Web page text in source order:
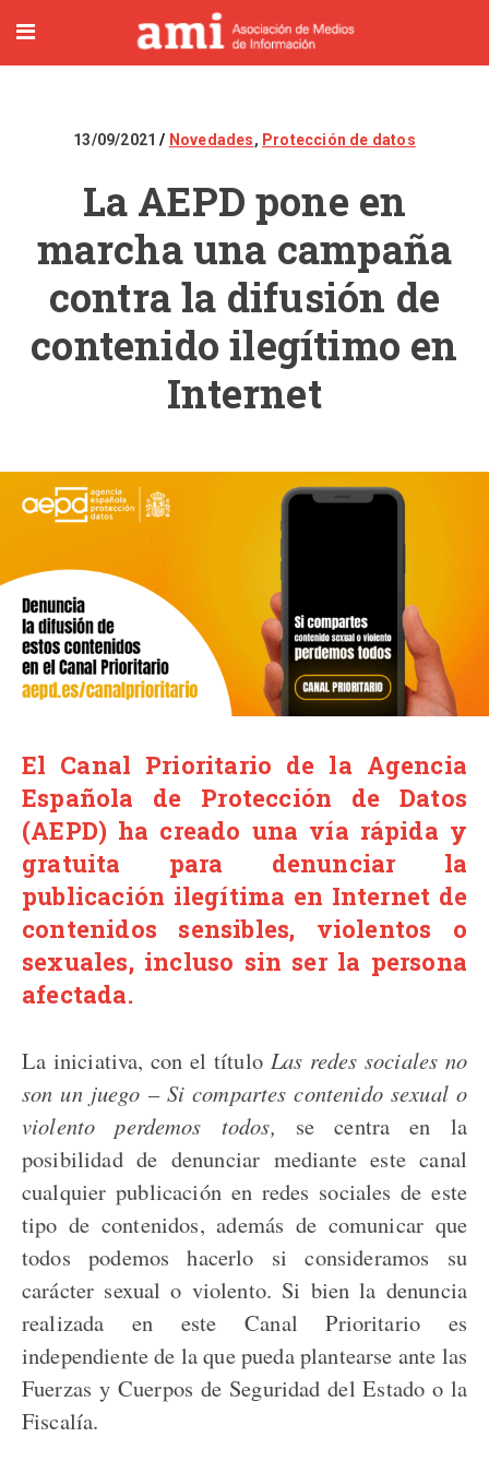
13/09/2021 Novedades, Protección de datos
La AEPD pone en
marcha una campaña
contra la difusión de
contenido ilegítimo en
Internet
El Canal Prioritario de la Agencia
Española de Protección de Datos
(AEPD) ha creado una vía rápida y
gratuita para denunciar la
publicación ilegítima en Internet de
contenidos sensibles, violentos o
sexuales, incluso sin ser la persona
afectada.
La iniciativa, con el título Las redes sociales no
son un juego – Si compartes contenido sexual o
violento perdemos todos, se centra en la
posibilidad de denunciar mediante este canal
cualquier publicación en redes sociales de este
tipo de contenidos, además de comunicar que
todos podemos hacerlo si consideramos su
carácter sexual o violento. Si bien la denuncia
realizada en este Canal Prioritario es
independiente de la que pueda plantearse ante las
Fuerzas y Cuerpos de Seguridad del Estado o la
Fiscalía.